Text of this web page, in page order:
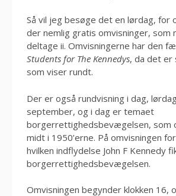
Så vil jeg besøge det en lørdag, for
der nemlig gratis omvisninger, som
deltage ii. Omvisningerne har den
Students for The Kennedys, da det er
som viser rundt.
Der er også rundvisning i dag,
september, og i dag er temaet
borgerrettighedsbevægelsen, som
midt i 1950’erne. På omvisningen
hvilken indflydelse John F Kennedy
borgerrettighedsbevægelsen.
Omvisningen begynder klokken 16,